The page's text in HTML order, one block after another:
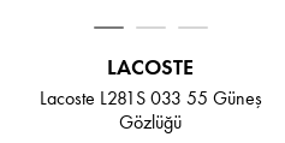
LACOSTE
Lacoste L281S 033 55 Güneş
Gözlüğü